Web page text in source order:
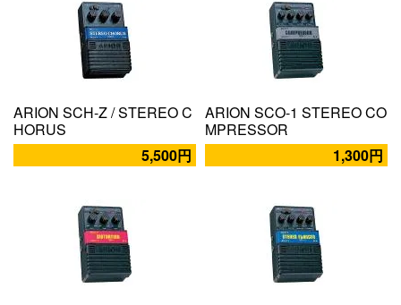
ARION SCH-Z / STEREO C
HORUS
5,500円
ARION SCO-1 STEREO CO
MPRESSOR
1,300円